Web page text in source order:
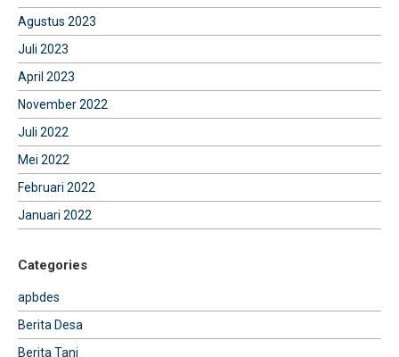
Agustus 2023
Juli 2023
April 2023
November 2022
Juli 2022
Mei 2022
Februari 2022
Januari 2022
Categories
apbdes
Berita Desa
Berita Tani